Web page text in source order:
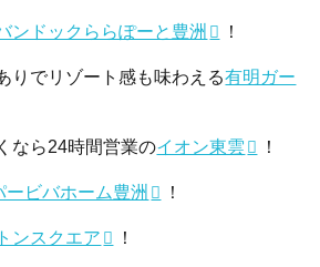
ンドックららぽーと豊洲 ！
りでリゾート感も味わえる有明ガー
なら24時間営業のイオン東雲 ！
ービバホーム豊洲 ！
ンスクエア ！